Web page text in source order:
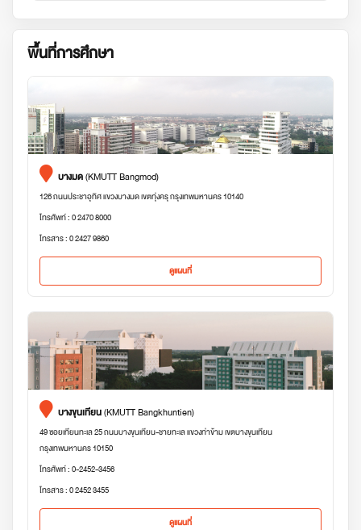
พื้นที่การศึกษา
บางมด(KMUTT Bangmod)
126 ถนนประชาอุทิศ แขวงบางมด เขตทุ่งครุ กรุงเทพมหานคร 10140
โทรศัพท์ : 0 2470 8000
โทรสาร : 0 2427 9860
ดูแผนที่
บางขุนเทียน(KMUTT Bangkhuntien)
49 ซอยเทียนทะเล 25 ถนนบางขุนเทียน-ชายทะเล แขวงท่าข้าม เขตบางขุนเทียน
กรุงเทพมหานคร 10150
โทรศัพท์ : 0-2452-3456
โทรสาร : 0 2452 3455
ดูแผนที่